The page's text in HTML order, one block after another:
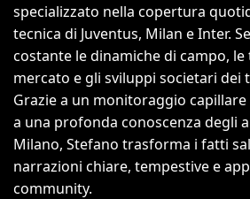
specializzato nella copertura
tecnica di Juventus, Milan e Inter.
costante le dinamiche di campo,
mercato e gli sviluppi societari dei
Grazie a un monitoraggio
a una profonda conoscenza degli
Milano, Stefano trasforma i fatti
narrazioni chiare, tempestive e
community.